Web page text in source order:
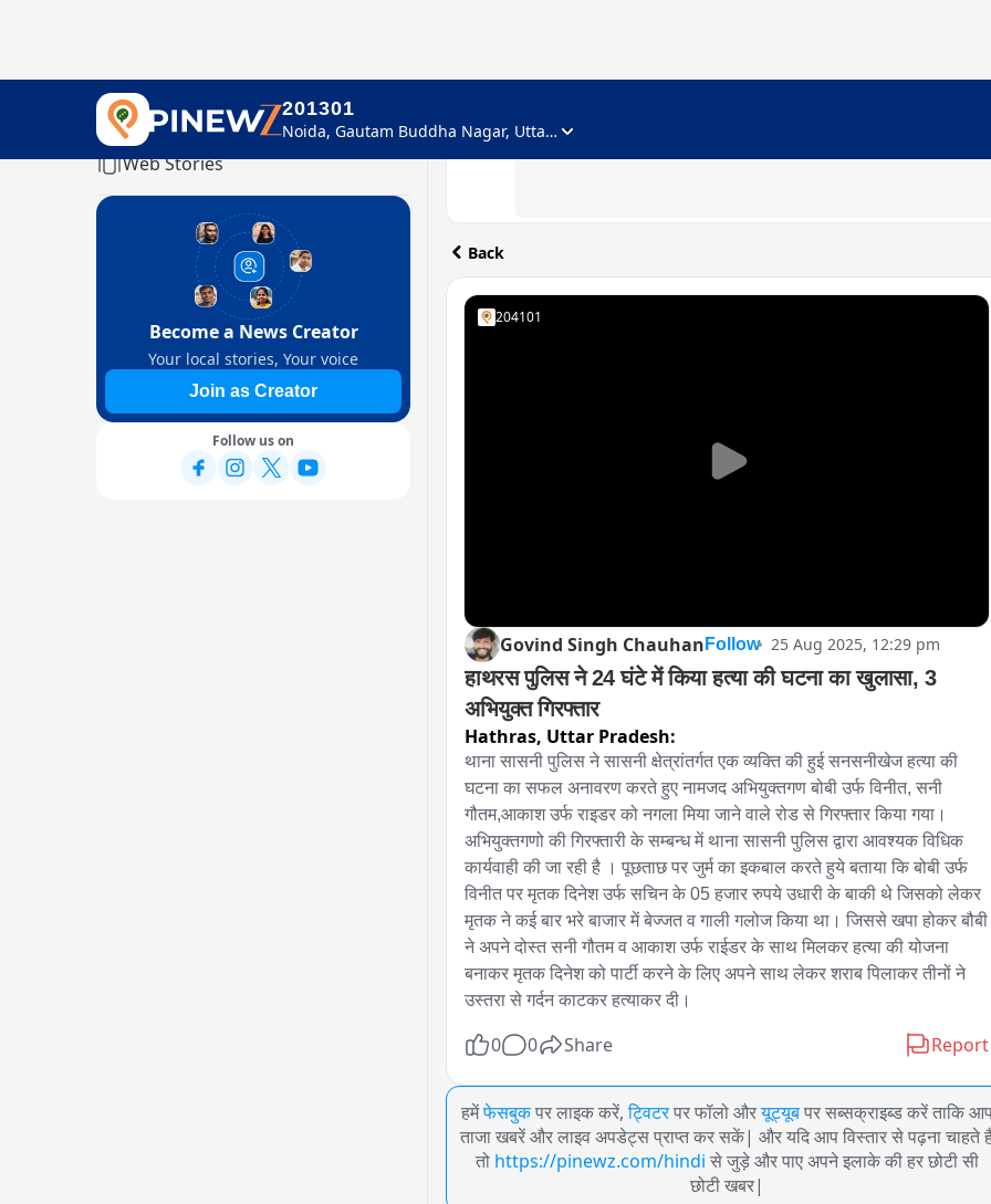
201301
Noida, Gautam Buddha Nagar, Uttar Pradesh
Home
Web Stories
Become a News Creator
Your local stories, Your voice
Join as Creator
Follow us on
Back
204101
Govind Singh Chauhan Follow 25 Aug 2025, 12:29 pm
हाथरस पुलिस ने 24 घंटे में किया हत्या की घटना का खुलासा, 3
अभियुक्त गिरफ्तार
Hathras, Uttar Pradesh:
थाना सासनी पुलिस ने सासनी क्षेत्रांतर्गत एक व्यक्ति की हुई सनसनीखेज हत्या की
घटना का सफल अनावरण करते हुए नामजद अभियुक्तगण बोबी उर्फ विनीत, सनी
गौतम,आकाश उर्फ राइडर को नगला मिया जाने वाले रोड से गिरफ्तार किया गया।
अभियुक्तगणो की गिरफ्तारी के सम्बन्ध में थाना सासनी पुलिस द्वारा आवश्यक विधिक
कार्यवाही की जा रही है । पूछताछ पर जुर्म का इकबाल करते हुये बताया कि बोबी उर्फ
विनीत पर मृतक दिनेश उर्फ सचिन के 05 हजार रुपये उधारी के बाकी थे जिसको लेकर
मृतक ने कई बार भरे बाजार में बेज्जत व गाली गलोज किया था। जिससे खपा होकर बौबी
ने अपने दोस्त सनी गौतम व आकाश उर्फ राईडर के साथ मिलकर हत्या की योजना
बनाकर मृतक दिनेश को पार्टी करने के लिए अपने साथ लेकर शराब पिलाकर तीनों ने
उस्तरा से गर्दन काटकर हत्याकर दी।
0 0 Share Report
हमेंफेसबुक पर लाइक करें, ट्विटर पर फॉलो औरयूट्यूब पर सब्सक्राइब्ड करें ताकि
ताजा खबरें और लाइव अपडेट्स प्राप्त कर सकें| और यदि आप विस्तार से पढ़ना चाहते
तो https://pinewz.com/hindi से जुड़े और पाए अपने इलाके की हर छोटी सी
छोटी खबर|